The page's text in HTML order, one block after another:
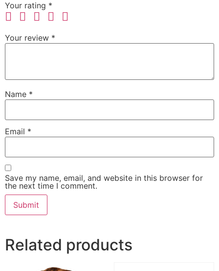
Your rating *
Your review *
Name *
Email *
Save my name, email, and website in this browser for
the next time I comment.
Related products